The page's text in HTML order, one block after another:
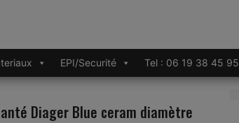
EPI/Securité Tel : 06 19 38 45 95
Diager Blue ceram diamètre